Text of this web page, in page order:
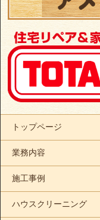
トップページ
業務内容
施工事例
ハウスクリーニング